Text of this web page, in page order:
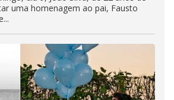
uma homenagem ao pai, Fausto